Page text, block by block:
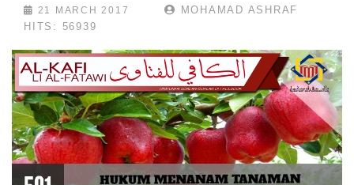
21 MARCH 2017
MOHAMAD ASHRAF
HITS: 56939